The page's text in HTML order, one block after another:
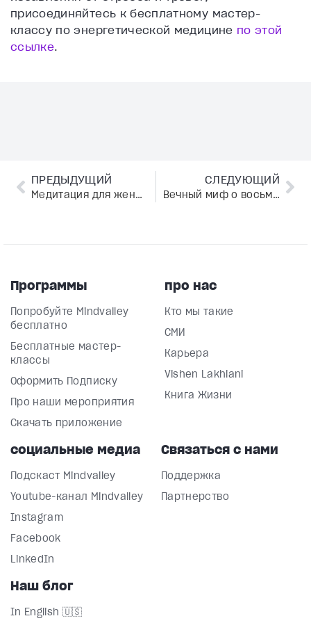
присоединяйтесь к бесплатному мастер-
классу по энергетической медицине по этой
ссылке.
ПРЕДЫДУЩИЙ
Медитация для женщин — есть ли здесь гендерные отличия?
СЛЕДУЮЩИЙ
Вечный миф о восьми стаканах. Сколько воды нужно пить в день
Программы
Попробуйте Mindvalley
бесплатно
Бесплатные мастер-
классы
Оформить Подписку
Про наши мероприятия
Скачать приложение
про нас
Кто мы такие
СМИ
Карьера
Vishen Lakhiani
Книга Жизни
социальные медиа
Подскаст Mindvalley
Youtube-канал Mindvalley
Instagram
Facebook
LinkedIn
Связаться с нами
Поддержка
Партнерство
Наш блог
In English 🇺🇸